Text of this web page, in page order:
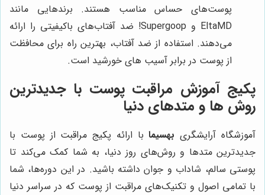
پوست‌های حساس مناسب هستند. برندهایی مانند
EltaMD و Supergoop! ضد آفتاب‌های باکیفیتی را ارائه
می‌دهند. استفاده از ضد آفتاب، بهترین راه برای محافظت
از پوست در برابر آسیب های خورشید است.
پکیج آموزش مراقبت پوست با جدیدترین
روش ها و متدهای دنیا
آموزشگاه آرایشگری بهسیمابا ارائه پکیج مراقبت از پوست با
جدیدترین متدها و روش‌های روز دنیا، به شما کمک می‌کند تا
پوستی سالم، شاداب و جوان داشته باشید. در این دوره‌ها، شما
با تمامی اصول و تکنیک‌های مراقبت از پوست که در سراسر دنیا